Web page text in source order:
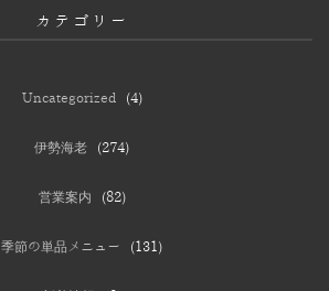
カテゴリー
Uncategorized(4)
伊勢海老 (274)
営業案内 (82)
季節の単品メニュー (131)